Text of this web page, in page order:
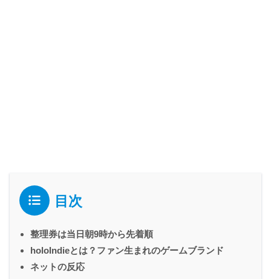
目次
整理券は当日朝9時から先着順
holoIndieとは？ファン生まれのゲームブランド
ネットの反応